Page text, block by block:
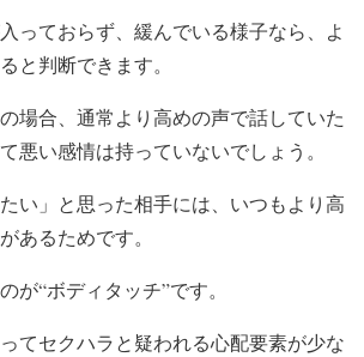
っておらず、緩んでいる様子なら、よ
と判断できます。
場合、通常より高めの声で話していた
悪い感情は持っていないでしょう。
い」と思った相手には、いつもより高
あるためです。
が“ボディタッチ”です。
てセクハラと疑われる心配要素が少な